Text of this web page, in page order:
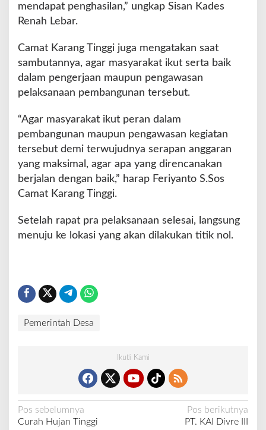
mendapat penghasilan,” ungkap Sisan Kades
Renah Lebar.
Camat Karang Tinggi juga mengatakan saat
sambutannya, agar masyarakat ikut serta baik
dalam pengerjaan maupun pengawasan
pelaksanaan pembangunan tersebut.
“Agar masyarakat ikut peran dalam
pembangunan maupun pengawasan kegiatan
tersebut demi terwujudnya serapan anggaran
yang maksimal, agar apa yang direncanakan
berjalan dengan baik,” harap Feriyanto S.Sos
Camat Karang Tinggi.
Setelah rapat pra pelaksanaan selesai, langsung
menuju ke lokasi yang akan dilakukan titik nol.
Pemerintah Desa
Ikuti Kami
N
Pos sebelumnya
Curah Hujan Tinggi
Pos berikutnya
PT. KAI Divre III